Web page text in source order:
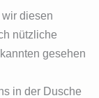
wir diesen
nützliche
gesehen
in der Dusche